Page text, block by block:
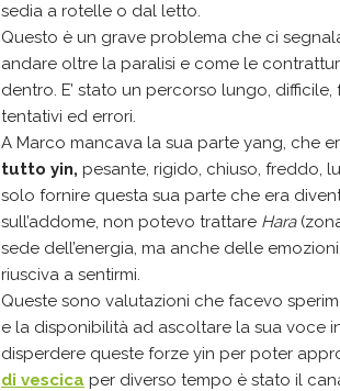
sedia a rotelle o dal letto.
Questo è un grave problema che ci
andare oltre la paralisi e come le
dentro. E’ stato un percorso lungo,
tentativi ed errori.
A Marco mancava la sua parte yang, che
tutto yin, pesante, rigido, chiuso, freddo,
solo fornire questa sua parte che era
sull’addome, non potevo trattare Hara
sede dell’energia, ma anche delle emozioni,
riusciva a sentirmi.
Queste sono valutazioni che facevo
e la disponibilità ad ascoltare la sua voce
disperdere queste forze yin per poter
di vescica per diverso tempo è stato il